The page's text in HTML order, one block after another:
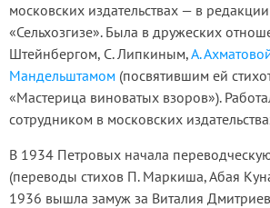
московских издательствах — в
«Сельхозгизе». Была в дружеских
Штейнбергом, С. Липкиным,А.
Мандельштамом (посвятившим ей
«Мастерица виноватых взоров»).
сотрудником в московских
В 1934 Петровых начала
(переводы стихов П. Маркиша, Абая
1936 вышла замуж за Виталия